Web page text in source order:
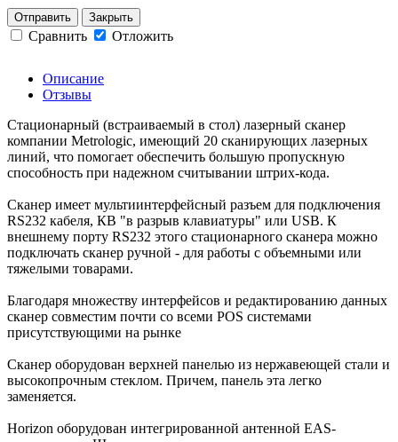
Отправить Закрыть
Сравнить Отложить
Описание
Отзывы
Стационарный (встраиваемый в стол) лазерный сканер
компании Metrologic, имеющий 20 сканирующих лазерных
линий, что помогает обеспечить большую пропускную
способность при надежном считывании штрих-кода.
Сканер имеет мультиинтерфейсный разъем для подключения
RS232 кабеля, КВ "в разрыв клавиатуры" или USB. К
внешнему порту RS232 этого стационарного сканера можно
подключать сканер ручной - для работы с объемными или
тяжелыми товарами.
Благодаря множеству интерфейсов и редактированию данных
сканер совместим почти со всеми POS системами
присутствующими на рынке
Сканер оборудован верхней панелью из нержавеющей стали и
высокопрочным стеклом. Причем, панель эта легко
заменяется.
Horizon оборудован интегрированной антенной EAS-